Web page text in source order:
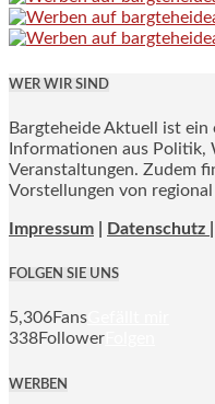
WER WIR SIND
Bargteheide Aktuell ist
Informationen aus
Veranstaltungen. Zudem
Vorstellungen von regional
Impressum Datenschutz |
FOLGEN SIE UNS
5,306Fans
338Follower
WERBEN